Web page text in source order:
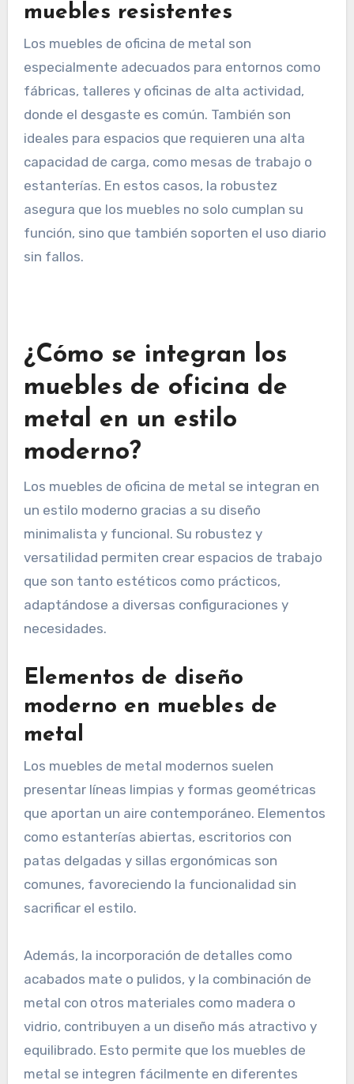
muebles resistentes
Los muebles de oficina de metal son
especialmente adecuados para entornos como
fábricas, talleres y oficinas de alta actividad,
donde el desgaste es común. También son
ideales para espacios que requieren una alta
capacidad de carga, como mesas de trabajo o
estanterías. En estos casos, la robustez
asegura que los muebles no solo cumplan su
función, sino que también soporten el uso diario
sin fallos.
¿Cómo se integran los
muebles de oficina de
metal en un estilo
moderno?
Los muebles de oficina de metal se integran en
un estilo moderno gracias a su diseño
minimalista y funcional. Su robustez y
versatilidad permiten crear espacios de trabajo
que son tanto estéticos como prácticos,
adaptándose a diversas configuraciones y
necesidades.
Elementos de diseño
moderno en muebles de
metal
Los muebles de metal modernos suelen
presentar líneas limpias y formas geométricas
que aportan un aire contemporáneo. Elementos
como estanterías abiertas, escritorios con
patas delgadas y sillas ergonómicas son
comunes, favoreciendo la funcionalidad sin
sacrificar el estilo.
Además, la incorporación de detalles como
acabados mate o pulidos, y la combinación de
metal con otros materiales como madera o
vidrio, contribuyen a un diseño más atractivo y
equilibrado. Esto permite que los muebles de
metal se integren fácilmente en diferentes